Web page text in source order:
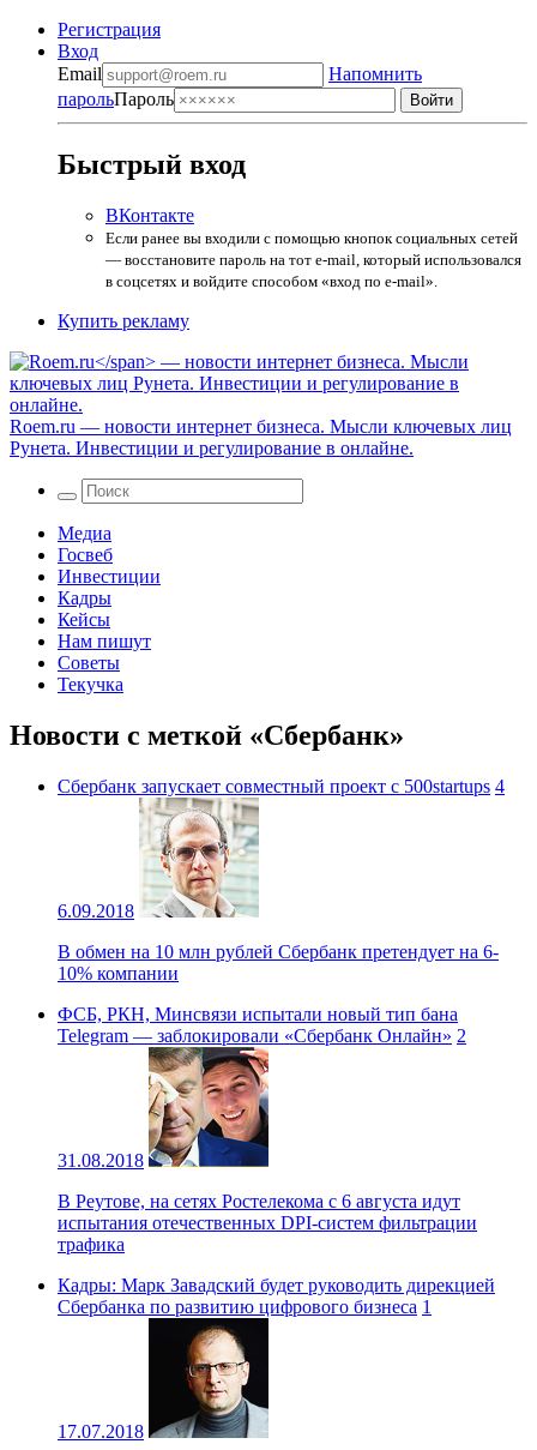
Регистрация
Вход
Email
Напомнить
парольПароль
Быстрый вход
ВКонтакте
Если ранее вы входили с помощью кнопок социальных сетей
— восстановите пароль на тот e-mail, который использовался
в соцсетях и войдите способом «вход по e-mail».
Купить рекламу
Roem.ru — новости интернет бизнеса. Мысли ключевых лиц
Рунета. Инвестиции и регулирование в онлайне.
Медиа
Госвеб
Инвестиции
Кадры
Кейсы
Нам пишут
Советы
Текучка
Новости с меткой «Сбербанк»
Сбербанк запускает совместный проект с 500startups 4
6.09.2018
В обмен на 10 млн рублей Сбербанк претендует на 6-
10% компании
ФСБ, РКН, Минсвязи испытали новый тип бана
Telegram — заблокировали «Сбербанк Онлайн» 2
31.08.2018
В Реутове, на сетях Ростелекома с 6 августа идут
испытания отечественных DPI-систем фильтрации
трафика
Кадры: Марк Завадский будет руководить дирекцией
Сбербанка по развитию цифрового бизнеса 1
17.07.2018